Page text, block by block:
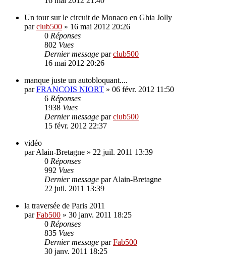
Un tour sur le circuit de Monaco en Ghia Jolly
parclub500 » 16 mai 2012 20:26
0 Réponses
802 Vues
Dernier message parclub500
16 mai 2012 20:26
manque juste un autobloquant....
parFRANCOIS NIORT » 06 févr. 2012 11:50
6 Réponses
1938 Vues
Dernier message parclub500
15 févr. 2012 22:37
vidéo
parAlain-Bretagne » 22 juil. 2011 13:39
0 Réponses
992 Vues
Dernier message parAlain-Bretagne
22 juil. 2011 13:39
la traversée de Paris 2011
parFab500 » 30 janv. 2011 18:25
0 Réponses
835 Vues
Dernier message parFab500
30 janv. 2011 18:25